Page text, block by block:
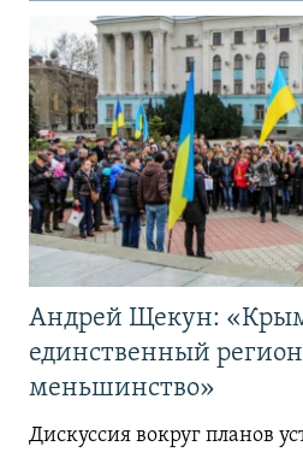
Андрей Щекун:
единственный
меньшинство»
Дискуссия вокруг планов